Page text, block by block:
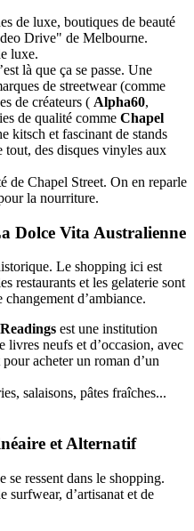
de luxe, boutiques de beauté
Drive" de Melbourne.
luxe.
là que ça se passe. Une
de streetwear (comme
de créateurs ( Alpha60,
de qualité comme Chapel
kitsch et fascinant de stands
des disques vinyles aux
de Chapel Street. On en reparle
la nourriture.
Dolce Vita Australienne
Le shopping ici est
restaurants et les gelaterie sont
d’ambiance.
Readings est une institution
neufs et d’occasion, avec
acheter un roman d’un
salaisons, pâtes fraîches...
et Alternatif
se ressent dans le shopping.
surfwear, d’artisanat et de